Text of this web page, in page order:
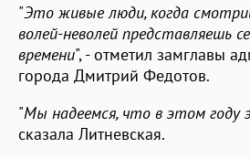
"Это живые люди, когда
волей-неволей представляешь
времени", - отметил замглавы
города Дмитрий Федотов.
"Мы надеемся, что в этом году
сказала Литневская.